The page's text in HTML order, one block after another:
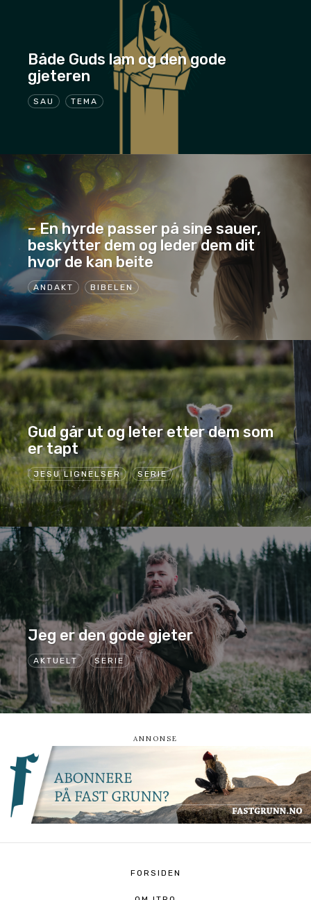
SAU TEMA
Både Guds lam og den gode
gjeteren
ANDAKT BIBELEN
– En hyrde passer på sine sauer,
beskytter dem og leder dem dit
hvor de kan beite
JESU LIGNELSER SERIE
Gud går ut og leter etter dem som
er tapt
AKTUELT SERIE
Jeg er den gode gjeter
FORSIDEN